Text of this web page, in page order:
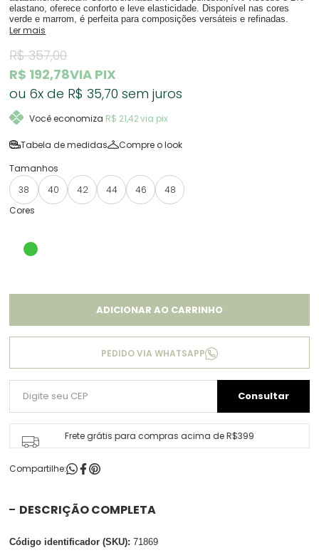
elastano, oferece conforto e leve elasticidade. Disponível nas cores
verde e marrom, é perfeita para composições versáteis e refinadas.
Ler mais
R$ 192,78VIA PIX
R$ 357,00
6x R$ 35,70sem juros
Você economiza R$ 21,42 via pix
Tabela de medidas Compre o look
38 40 42 44 46 48
ADICIONAR AO CARRINHO
PEDIDO VIA WHATSAPP
Frete grátis para compras acima de R$399
Compartilhe:
DESCRIÇÃO COMPLETA
Código identificador (SKU): 71869